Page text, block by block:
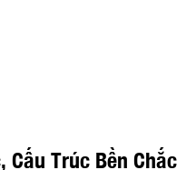
Trúc Bền Chắc